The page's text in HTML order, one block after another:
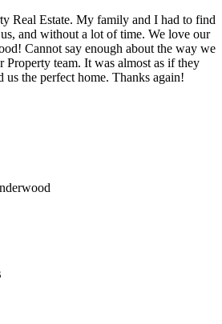
Real Estate. My family and I had to find
and without a lot of time. We love our
Cannot say enough about the way we
Property team. It was almost as if they
the perfect home. Thanks again!